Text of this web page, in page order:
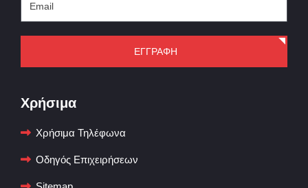
ΕΓΓΡΑΦΗ
Χρήσιμα
Χρήσιμα Τηλέφωνα
Οδηγός Επιχειρήσεων